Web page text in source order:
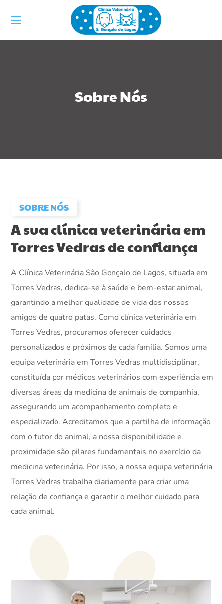
Sobre Nós
SOBRE NÓS
A sua clínica veterinária em
Torres Vedras de confiança
A Clínica Veterinária São Gonçalo de Lagos, situada em
Torres Vedras, dedica-se à saúde e bem-estar animal,
garantindo a melhor qualidade de vida dos nossos
amigos de quatro patas. Como clínica veterinária em
Torres Vedras, procuramos oferecer cuidados
personalizados e próximos de cada família. Somos uma
equipa veterinária em Torres Vedras multidisciplinar,
constituída por médicos veterinários com experiência em
diversas áreas da medicina de animais de companhia,
assegurando um acompanhamento completo e
especializado. Acreditamos que a partilha de informação
com o tutor do animal, a nossa disponibilidade e
proximidade são pilares fundamentais no exercício da
medicina veterinária. Por isso, a nossa equipa veterinária
Torres Vedras trabalha diariamente para criar uma
relação de confiança e garantir o melhor cuidado para
cada animal.